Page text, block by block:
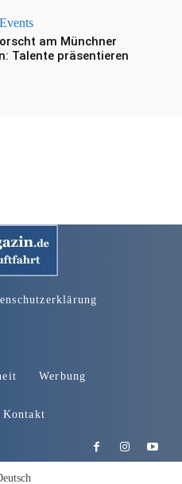
am Münchner
Talente präsentieren
Werbung
Kontakt